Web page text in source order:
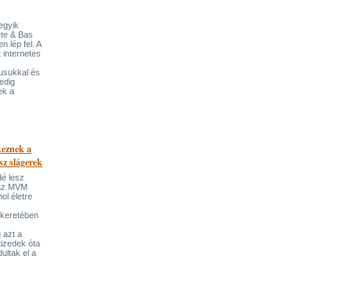
& Bas
lép fel. A
internetes
és
a
a
slágerek
lesz
MVM
életre
azt a
óta
el a